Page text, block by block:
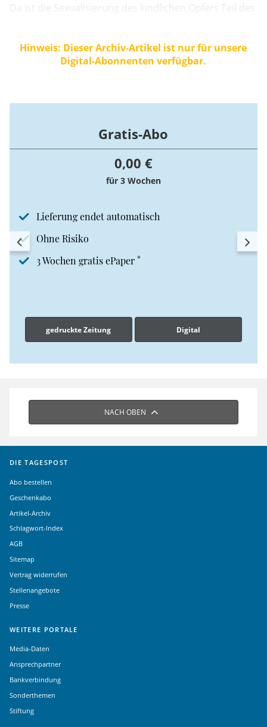
Da ist die Sexualisierung des kindlichen Opfers Teil des
altersinadäquat mit Sexualität konfrontiert, reagiert
verstört und wird so mehr und mehr dem zugeführt,
Hinweis: Dieser Archiv-Artikel ist nur für unsere
Digital-Abonnenten verfügbar.
Gratis-Abo
0,00 €
für 3 Wochen
Lieferung endet automatisch
Ohne Risiko
3 Wochen gratis ePaper *
gedruckte Zeitung Digital
NACH OBEN
DIE TAGESPOST
Abo bestellen
Geschenkabo
Artikel-Archiv
Schlagwort-Index
AGB
Sitemap
Vertrag widerrufen
Stellenangebote
Presse
WEITERE PORTALE
Media-Daten
Ansprechpartner
Bankverbindung
Sonderthemen
Stiftung